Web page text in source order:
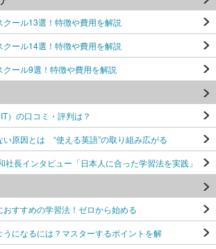
ール13選！特徴や費用を解説
ール14選！特徴や費用を解説
ール9選！特徴や費用を解説
）の口コミ・評判は？
い原因とは “使える英語”の取り組み広がる
社長インタビュー「日本人に合った学習法を実践」
おすすめの学習法！ゼロから始める
になるには？マスターするポイントを解